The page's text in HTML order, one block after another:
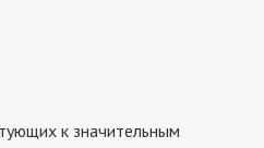
к значительным